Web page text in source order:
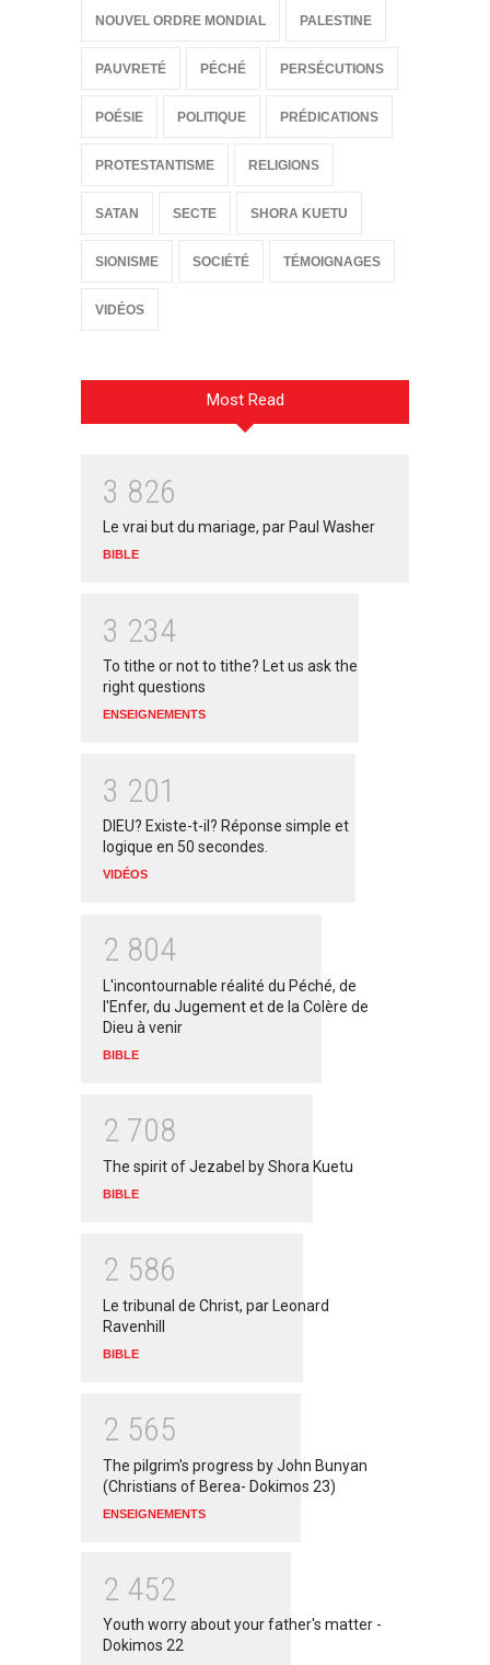
NOUVEL ORDRE MONDIAL PALESTINE
PAUVRETÉ PÉCHÉ PERSÉCUTIONS
POÉSIE POLITIQUE PRÉDICATIONS
PROTESTANTISME RELIGIONS
SATAN SECTE SHORA KUETU
SIONISME SOCIÉTÉ TÉMOIGNAGES
VIDÉOS
Most Read
3 826
Le vrai but du mariage, par Paul Washer
BIBLE
3 234
To tithe or not to tithe? Let us ask the
right questions
ENSEIGNEMENTS
3 201
DIEU? Existe-t-il? Réponse simple et
logique en 50 secondes.
VIDÉOS
2 804
L'incontournable réalité du Péché, de
l'Enfer, du Jugement et de la Colère de
Dieu à venir
BIBLE
2 708
The spirit of Jezabel by Shora Kuetu
BIBLE
2 586
Le tribunal de Christ, par Leonard
Ravenhill
BIBLE
2 565
The pilgrim's progress by John Bunyan
(Christians of Berea- Dokimos 23)
ENSEIGNEMENTS
2 452
Youth worry about your father's matter -
Dokimos 22